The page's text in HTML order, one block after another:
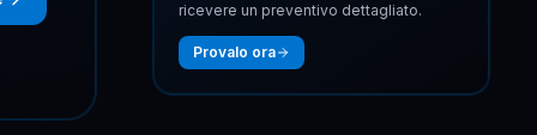
ricevere un preventivo dettagliato.
Provalo ora